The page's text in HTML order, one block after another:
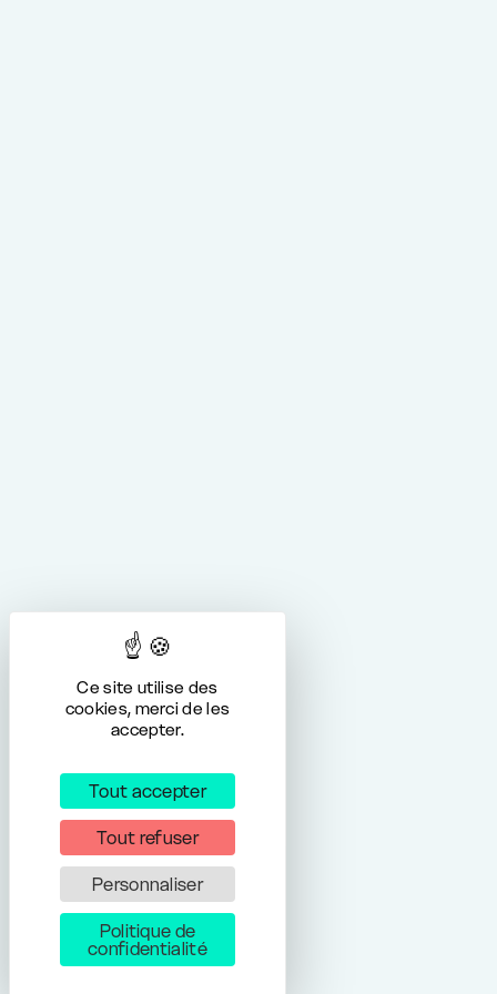
Ce site utilise des
cookies, merci de les
accepter.
Tout accepter
Tout refuser
Personnaliser
Politique de
confidentialité